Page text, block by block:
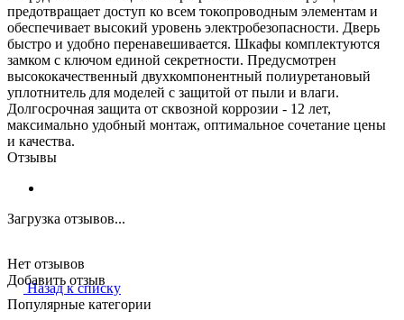
предотвращает доступ ко всем токопроводным элементам и
обеспечивает высокий уровень электробезопасности. Дверь
быстро и удобно перенавешивается. Шкафы комплектуются
замком с ключом единой секретности. Предусмотрен
высококачественный двухкомпонентный полиуретановый
уплотнитель для моделей с защитой от пыли и влаги.
Долгосрочная защита от сквозной коррозии - 12 лет,
максимально удобный монтаж, оптимальное сочетание цены
и качества.
Отзывы
Загрузка отзывов...
Нет отзывов
Добавить отзыв
Назад к списку
Популярные категории